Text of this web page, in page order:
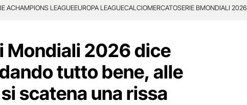
ACHAMPIONS LEAGUEEUROPA LEAGUECALCIOMERCATOSERIE BMONDIALI 2026
Mondiali 2026 dice
tutto bene, alle
scatena una rissa